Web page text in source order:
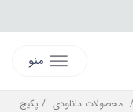
منو
/ محصولات دانلودی / پکیج